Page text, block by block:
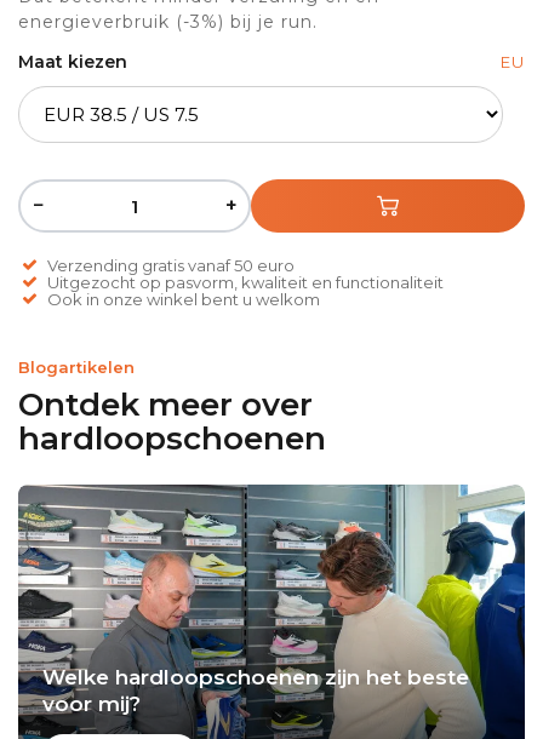
energieverbruik (-3%) bij je run.
Maat kiezen
EU
− +
Verzending gratis vanaf 50 euro
Uitgezocht op pasvorm, kwaliteit en functionaliteit
Ook in onze winkel bent u welkom
Blogartikelen
Ontdek meer over
hardloopschoenen
Welke hardloopschoenen zijn het beste
voor mij?